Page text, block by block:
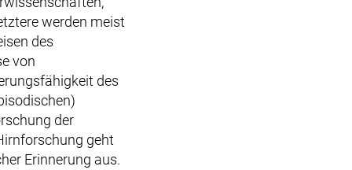
werden meist
des
von
des
der
geht
Erinnerung aus.